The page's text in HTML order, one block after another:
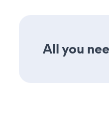
All you